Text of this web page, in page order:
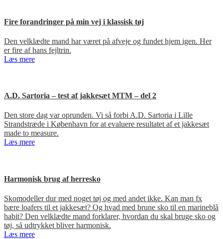
Fire forandringer på min vej i klassisk tøj
Den velklædte mand har været på afveje og fundet hjem igen. Her
er fire af hans fejltrin.
Læs mere
A.D. Sartoria – test af jakkesæt MTM – del 2
Den store dag var oprunden. Vi så forbi A.D. Sartoria i Lille
Strandstræde i København for at evaluere resultatet af et jakkesæt
made to measure.
Læs mere
Harmonisk brug af herresko
Skomodeller dur med noget tøj og med andet ikke. Kan man fx
bære loafers til et jakkesæt? Og hvad med brune sko til en marineblå
habit? Den velklædte mand forklarer, hvordan du skal bruge sko og
tøj, så udtrykket bliver harmonisk.
Læs mere